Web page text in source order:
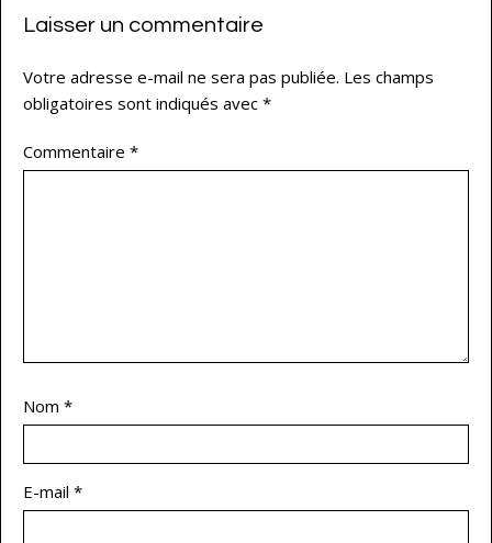
Laisser un commentaire
Votre adresse e-mail ne sera pas publiée. Les champs
obligatoires sont indiqués avec *
Commentaire *
Nom *
E-mail *